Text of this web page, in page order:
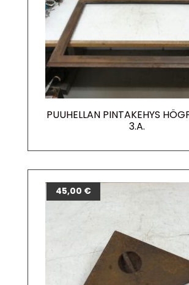
PUUHELLAN PINTAKEHYS
3.A.
45,00 €